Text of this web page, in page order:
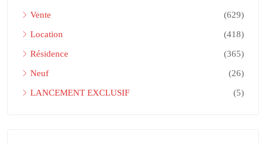
Vente (629)
Location (418)
Résidence (365)
Neuf (26)
LANCEMENT EXCLUSIF (5)